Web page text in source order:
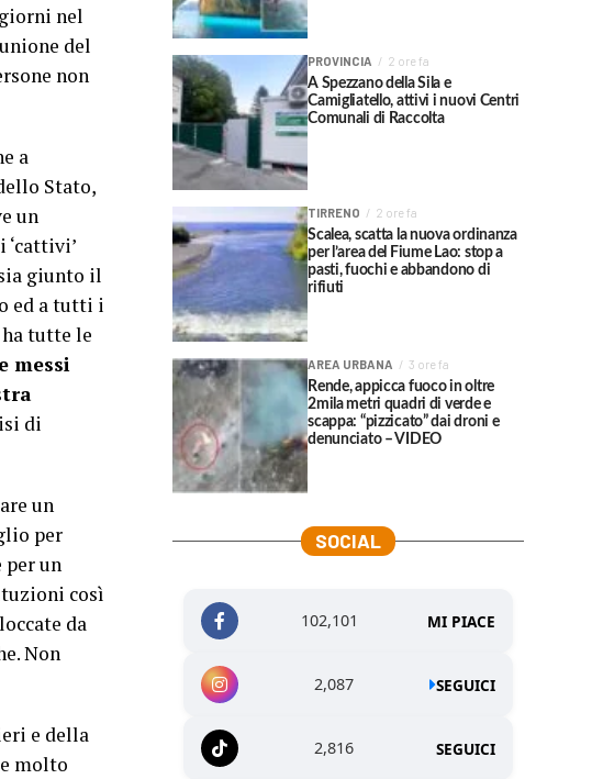
nel
del
non
a
Stato,
un
giunto il
ed a tutti i
tutte le
messi
di
un
per
per un
così
da
Non
e della
molto
PROVINCIA 2 ore fa
A Spezzano della Sila e
Camigliatello, attivi i nuovi Centri
Comunali di Raccolta
TIRRENO 2 ore fa
Scalea, scatta la nuova ordinanza
per l’area del Fiume Lao: stop a
pasti, fuochi e abbandono di
rifiuti
AREA URBANA 3 ore fa
Rende, appicca fuoco in oltre
2mila metri quadri di verde e
scappa: “pizzicato” dai droni e
denunciato – VIDEO
SOCIAL
102,101 MI PIACE
2,087 SEGUICI
2,816 SEGUICI